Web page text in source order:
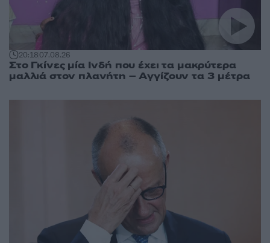
20:1807.08.26
Στο Γκίνες μία Ινδή που έχει τα μακρύτερα
μαλλιά στον πλανήτη – Αγγίζουν τα 3 μέτρα